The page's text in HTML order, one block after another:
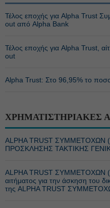
Τέλος εποχής για Alpha Trust
out από Alpha Bank
Τέλος εποχής για Alpha Trust,
out
Alpha Trust: Στο 96,95% το
ΧΡΗΜΑΤΙΣΤΗΡΙΑΚΕΣ
ALPHA TRUST ΣΥΜΜΕΤΟΧΩΝ
ΠΡΟΣΚΛΗΣΗΣ ΤΑΚΤΙΚΗΣ
ALPHA TRUST ΣΥΜΜΕΤΟΧΩΝ
αιτήματος για την άσκηση του
της ALPHA TRUST